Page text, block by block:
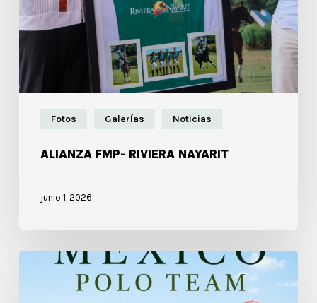
Fotos Galerías Noticias
ALIANZA FMP- RIVIERA NAYARIT
junio 1, 2026